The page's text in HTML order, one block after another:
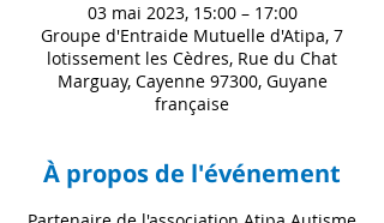
03 mai 2023, 15:00 – 17:00
Groupe d'Entraide Mutuelle d'Atipa, 7
lotissement les Cèdres, Rue du Chat
Marguay, Cayenne 97300, Guyane
française
À propos de l'événement